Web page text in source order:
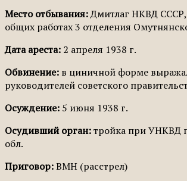
Место отбывания:Дмитлаг НКВД СССР,
общих работах 3 отделения
Дата ареста: 2 апреля 1938 г.
Обвинение: в циничной форме
руководителей советского
Осуждение: 5 июня 1938 г.
Осудивший орган:тройка при УНКВД
обл.
Приговор:ВМН (расстрел)